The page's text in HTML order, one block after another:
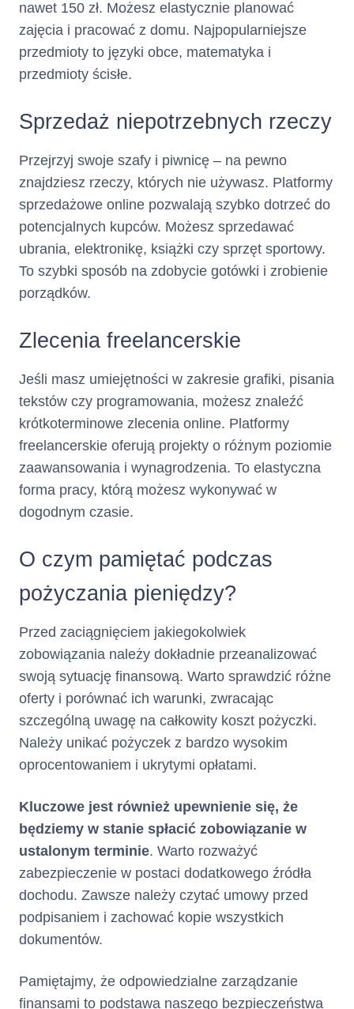
bieżącym Okresie
Rozliczeniowym,
kwoty przekroczenia
kwoty przekroczenia
Limitu Kredytowego w
bieżącym Okresie
Rozliczeniowym,
wskazana w Taryfie
część Limitu
Kredytowego
wykorzystanego w
poprzednich Okresach
Rozliczeniowych,
Kredytowego
wykorzystanego w
Rozliczeniowym,
wygaśnięciu Umowy Minimalna
Kwota do Zapłaty stanowi
kwotę Zadłużenia.
Klient może dokonać
Kredytowego jeszcze przed
Spłata jest zaliczana przez
następującej kolejności:
odsetki za opóźnienie,
poczynając od
odsetek za opóźnienie
naliczonych najpóźniej
(tj. najpóźniej
wymagalnych),
opłaty za udzielenie i
Kredytowego, w
kolejności: (i) odsetki,
poczynając od
odsetek naliczonych
najpóźniej (tj.
najpóźniej
wymagalnych), (ii)
najpóźniej
wymagalnej),
nawet 150 zł. Możesz elastycznie planować
zajęcia i pracować z domu. Najpopularniejsze
przedmioty to języki obce, matematyka i
przedmioty ścisłe.
Sprzedaż niepotrzebnych rzeczy
Przejrzyj swoje szafy i piwnicę – na pewno
znajdziesz rzeczy, których nie używasz. Platformy
sprzedażowe online pozwalają szybko dotrzeć do
potencjalnych kupców. Możesz sprzedawać
ubrania, elektronikę, książki czy sprzęt sportowy.
To szybki sposób na zdobycie gotówki i zrobienie
porządków.
Zlecenia freelancerskie
Jeśli masz umiejętności w zakresie grafiki, pisania
tekstów czy programowania, możesz znaleźć
krótkoterminowe zlecenia online. Platformy
freelancerskie oferują projekty o różnym poziomie
zaawansowania i wynagrodzenia. To elastyczna
forma pracy, którą możesz wykonywać w
dogodnym czasie.
O czym pamiętać podczas
pożyczania pieniędzy?
Przed zaciągnięciem jakiegokolwiek
zobowiązania należy dokładnie przeanalizować
swoją sytuację finansową. Warto sprawdzić różne
oferty i porównać ich warunki, zwracając
szczególną uwagę na całkowity koszt pożyczki.
Należy unikać pożyczek z bardzo wysokim
oprocentowaniem i ukrytymi opłatami.
Kluczowe jest również upewnienie się, że
będziemy w stanie spłacić zobowiązanie w
ustalonym terminie. Warto rozważyć
zabezpieczenie w postaci dodatkowego źródła
dochodu. Zawsze należy czytać umowy przed
podpisaniem i zachować kopie wszystkich
dokumentów.
Pamiętajmy, że odpowiedzialne zarządzanie
finansami to podstawa naszego bezpieczeństwa